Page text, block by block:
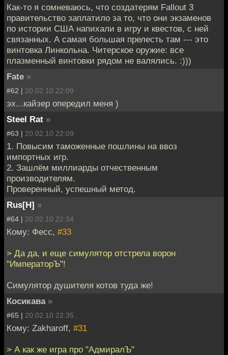
Как-то я сомневаюсь, что создатерям Fallout 3
правительство заплатило за то, что они экзаменов
по истории США напихали в игру и квестов, с ней
связанных. А самая большая прелесть там --- это
винтовка Линкольна. Читерское оружие: все
плазменный винтовки рядом не валялись. :)))
Fate »
#62 | 20.02.10 22:09
эх...кайзер опередил меня )
Steel Rat »
#63 | 20.02.10 22:09
1. Повысим таможенные пошлины на ввоз
импортных игр.
2. Зашлём миллиарды отчественным
производителям.
Проверенный, успешный метод.
Rus[H] »
#64 | 20.02.10 22:34
Кому: Фесс, #33
> Да да, и еще симулятор отстрела ворон
"ИмператорЪ"!
Симулятор душителя котов туда же!
Косикава »
#65 | 20.02.10 22:35
Кому: Zakharoff, #31
> А как же игра про "АдмиралЪ"